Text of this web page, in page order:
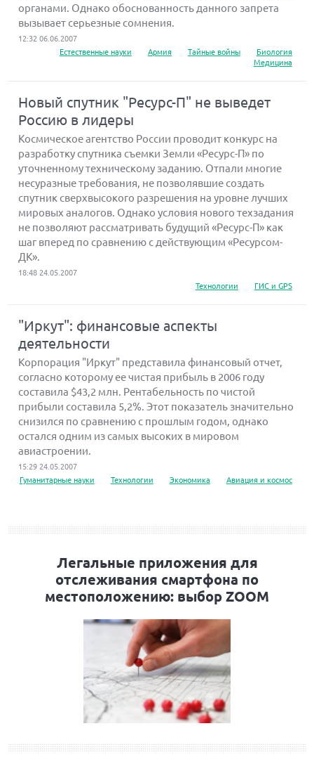
органами. Однако обоснованность данного запрета
вызывает серьезные сомнения.
12:32 06.06.2007
Естественные науки
Армия Тайные войны
Биология
Медицина
Новый спутник "Ресурс-П" не выведет
Россию в лидеры
Космическое агентство России проводит конкурс на
разработку спутника съемки Земли «Ресурс-П» по
уточненному техническому заданию. Отпали многие
несуразные требования, не позволявшие создать
спутник сверхвысокого разрешения на уровне лучших
мировых аналогов. Однако условия нового техзадания
не позволяют рассматривать будущий «Ресурс-П» как
шаг вперед по сравнению с действующим «Ресурсом-
ДК».
18:48 24.05.2007
Технологии
ГИС и GPS
"Иркут": финансовые аспекты
деятельности
Корпорация "Иркут" представила финансовый отчет,
согласно которому ее чистая прибыль в 2006 году
составила $43,2 млн. Рентабельность по чистой
прибыли составила 5,2%. Этот показатель значительно
снизился по сравнению с прошлым годом, однако
остался одним из самых высоких в мировом
авиастроении.
15:29 24.05.2007
Гуманитарные науки
Технологии Экономика Авиация и космос
Легальные приложения для
отслеживания смартфона по
местоположению: выбор ZOOM